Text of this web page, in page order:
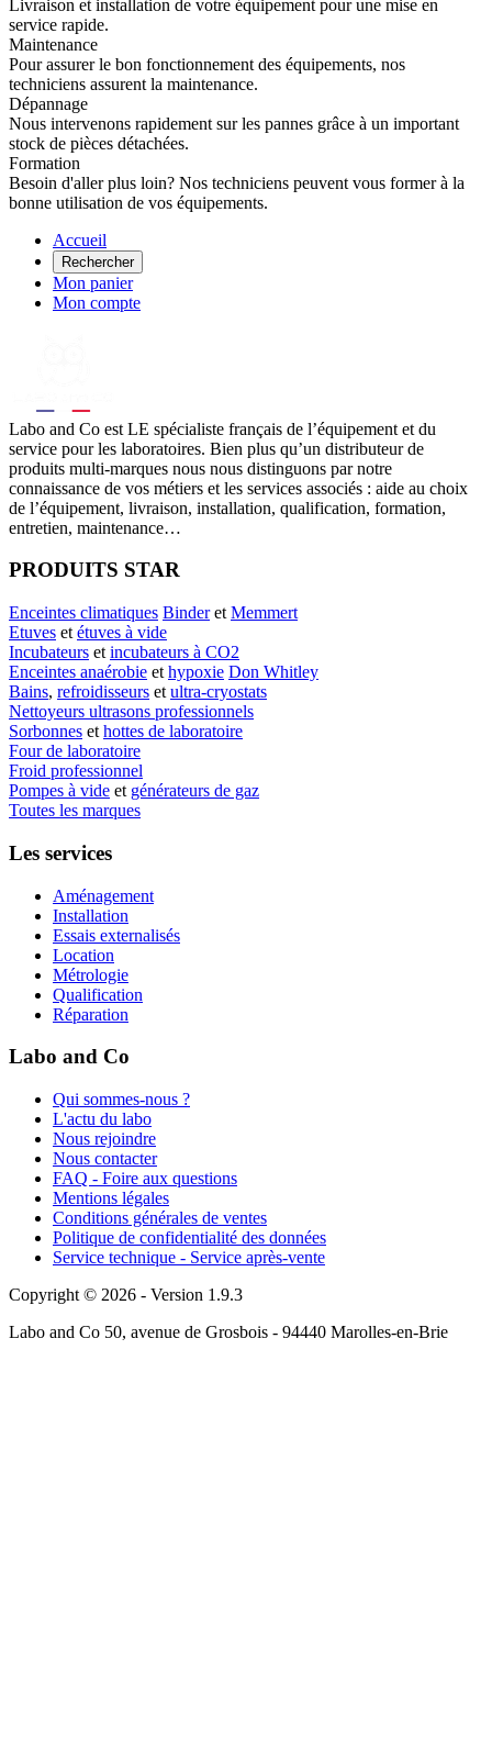
Livraison et installation de votre équipement pour une mise en
service rapide.
Maintenance
Pour assurer le bon fonctionnement des équipements, nos
techniciens assurent la maintenance.
Dépannage
Nous intervenons rapidement sur les pannes grâce à un important
stock de pièces détachées.
Formation
Besoin d'aller plus loin? Nos techniciens peuvent vous former à la
bonne utilisation de vos équipements.
Accueil
Rechercher
Mon panier
Mon compte
Labo and Co est LE spécialiste français de l’équipement et du
service pour les laboratoires. Bien plus qu’un distributeur de
produits multi-marques nous nous distinguons par notre
connaissance de vos métiers et les services associés : aide au choix
de l’équipement, livraison, installation, qualification, formation,
entretien, maintenance…
PRODUITS STAR
Enceintes climatiques Binderet Memmert
Etuves et étuves à vide
Incubateurs et incubateurs à CO2
Enceintes anaérobie et hypoxie Don Whitley
Bains, refroidisseurs et ultra-cryostats
Nettoyeurs ultrasons professionnels
Sorbonnes et hottes de laboratoire
Four de laboratoire
Froid professionnel
Pompes à vide et générateurs de gaz
Toutes les marques
Les services
Aménagement
Installation
Essais externalisés
Location
Métrologie
Qualification
Réparation
Labo and Co
Qui sommes-nous ?
L'actu du labo
Nous rejoindre
Nous contacter
FAQ - Foire aux questions
Mentions légales
Conditions générales de ventes
Politique de confidentialité des données
Service technique - Service après-vente
Copyright © 2026 - Version 1.9.3
Labo and Co 50, avenue de Grosbois - 94440 Marolles-en-Brie